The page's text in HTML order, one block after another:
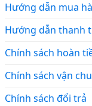
Hướng dẫn mua
Hướng dẫn thanh
Chính sách hoàn
Chính sách vận
Chính sách đổi trả